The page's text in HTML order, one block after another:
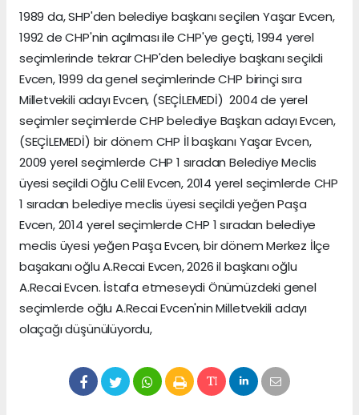
1989 da, SHP'den belediye başkanı seçilen Yaşar Evcen,
1992 de CHP'nin açılması ile CHP'ye geçti, 1994 yerel
seçimlerinde tekrar CHP'den belediye başkanı seçildi
Evcen, 1999 da genel seçimlerinde CHP birinçi sıra
Milletvekili adayı Evcen, (SEÇİLEMEDİ) 2004 de yerel
seçimler seçimlerde CHP belediye Başkan adayı Evcen,
(SEÇİLEMEDİ) bir dönem CHP İl başkanı Yaşar Evcen,
2009 yerel seçimlerde CHP 1 sıradan Belediye Meclis
üyesi seçildi Oğlu Celil Evcen, 2014 yerel seçimlerde CHP
1 sıradan belediye meclis üyesi seçildi yeğen Paşa
Evcen, 2014 yerel seçimlerde CHP 1 sıradan belediye
meclis üyesi yeğen Paşa Evcen, bir dönem Merkez İlçe
başakanı oğlu A.Recai Evcen, 2026 il başkanı oğlu
A.Recai Evcen. İstafa etmeseydi Önümüzdeki genel
seçimlerde oğlu A.Recai Evcen'nin Milletvekili adayı
olaçağı düşünülüyordu,